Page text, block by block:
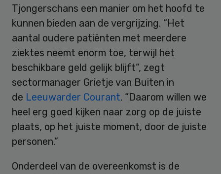
Tjongerschans een manier om het hoofd te
kunnen bieden aan de vergrijzing. “Het
aantal oudere patiënten met meerdere
ziektes neemt enorm toe, terwijl het
beschikbare geld gelijk blijft”, zegt
sectormanager Grietje van Buiten in
de Leeuwarder Courant. “Daarom willen we
heel erg goed kijken naar zorg op de juiste
plaats, op het juiste moment, door de juiste
personen.”
Onderdeel van de overeenkomst is de